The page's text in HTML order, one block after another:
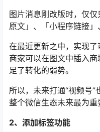
图片消息刚改版时，仅
原文」、「小程序链接」
在最近更新之中，实现
商家可以在图文中插入
足了转化的弱势。
所以，未来打通“视频号
整个微信生态未来最为重
2、添加标签功能